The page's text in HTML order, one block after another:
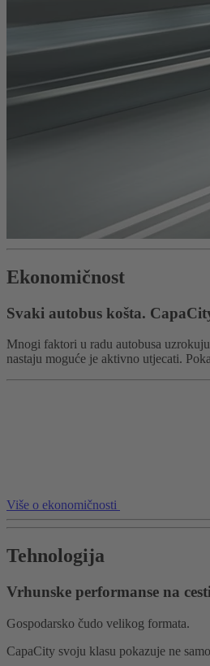
Ekonomičnost
Svaki autobus košta.
Mnogi faktori u radu autobusa
nastaju moguće je aktivno utjecati.
Više o ekonomičnosti
Tehnologija
Vrhunske performanse na
Gospodarsko čudo velikog formata.
CapaCity svoju klasu pokazuje ne